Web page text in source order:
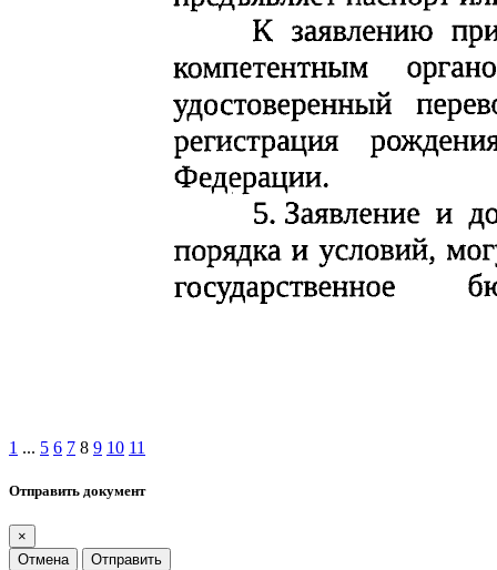
1 ... 5 6 7 8 9 10 11
Отправить документ
×
Отмена
Отправить